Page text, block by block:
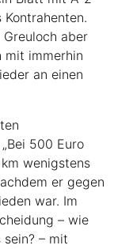
aber
mit immerhin
an einen
500 Euro
wenigstens
er gegen
war. Im
– wie
– mit